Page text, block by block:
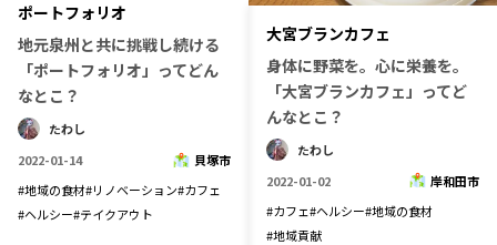
ポートフォリオ
地元泉州と共に挑戦し続ける
「ポートフォリオ」ってどん
なとこ？
たわし
2022-01-14
貝塚市
#地域の食材#リノベーション#カフェ
#ヘルシー#テイクアウト
大宮ブランカフェ
身体に野菜を。心に栄養を。
「大宮ブランカフェ」ってど
んなとこ？
たわし
2022-01-02
岸和田市
#カフェ#ヘルシー#地域の食材
#地域貢献